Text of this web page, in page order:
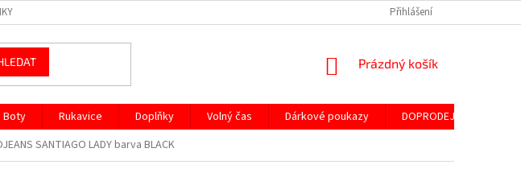
Přihlášení
NÁKUPNÍ
Prázdný košík
Boty Rukavice Doplňky Volný čas Dárkové poukazy DOPRODEJ ND
SANTIAGO LADY barva BLACK